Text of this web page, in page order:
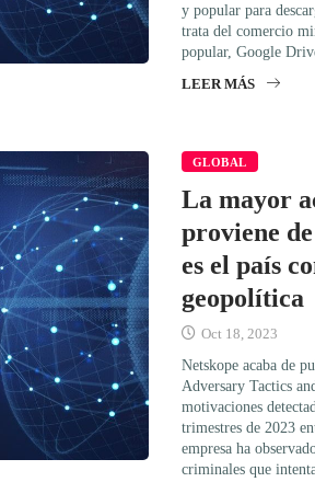
y popular para
trata del comercio
popular, Google
LEER MÁS
GLOBAL
La mayor
proviene
es el país
geopolítica
Oct 18, 2023
Netskope acaba de
Adversary Tactics
motivaciones
trimestres de 2023
empresa ha
criminales que